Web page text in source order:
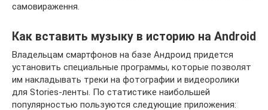
самовираження.
Как вставить музыку в историю на Android
Владельцам смартфонов на базе Андроид придется
установить специальные программы, которые позволят
им накладывать треки на фотографии и видеоролики
для Stories-ленты. По статистике наибольшей
популярностью пользуются следующие приложения: